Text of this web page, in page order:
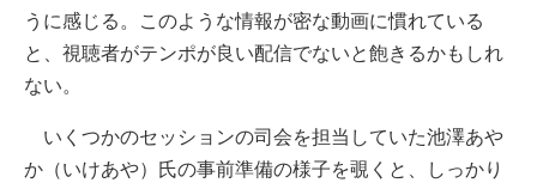
うに感じる。このような情報が密な動画に慣れている
と、視聴者がテンポが良い配信でないと飽きるかもしれ
ない。
いくつかのセッションの司会を担当していた池澤あや
か（いけあや）氏の事前準備の様子を覗くと、しっかり